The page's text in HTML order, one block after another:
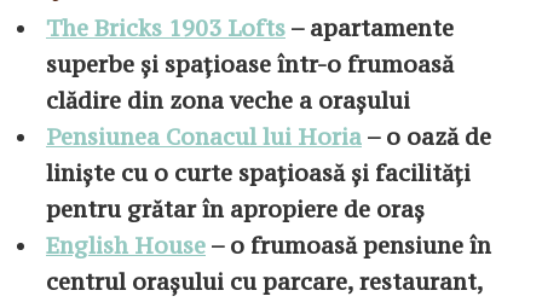
The Bricks 1903 Lofts – apartamente
superbe și spațioase într-o frumoasă
clădire din zona veche a orașului
Pensiunea Conacul lui Horia – o oază de
liniște cu o curte spațioasă și facilități
pentru grătar în apropiere de oraș
English House – o frumoasă pensiune în
centrul orașului cu parcare, restaurant,